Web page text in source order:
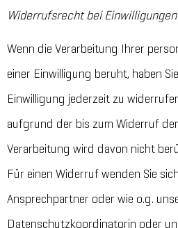
Widerrufsrecht bei Einwilligungen
Wenn die Verarbeitung Ihrer
einer Einwilligung beruht, haben
Einwilligung jederzeit zu
aufgrund der bis zum Widerruf
Verarbeitung wird davon nicht
Für einen Widerruf wenden Sie
Ansprechpartner oder wie o.g.
Datenschutzkoordinatorin oder